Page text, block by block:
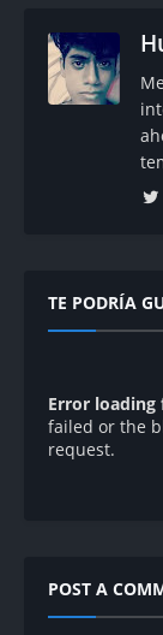
TE PODRÍA
Error loading
failed or the
request.
POST A